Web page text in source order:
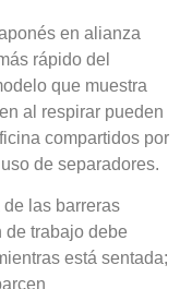
en alianza
rápido del
que muestra
al respirar pueden
compartidos por
de separadores.
las barreras
de trabajo debe
está sentada;